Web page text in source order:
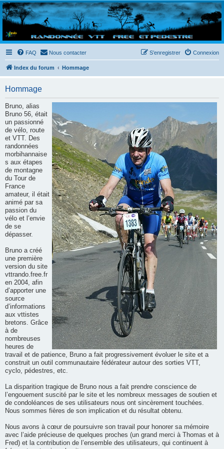
Randovttfree.fr
Bienvenue sur le site des randos vtt et pédestre de Bretagne . Bonne navigation sur le site
et bonnes randos dans l'Ouest !
FAQ Nous contacter Connexion
S’enregistrer
Index du forum Hommage
Hommage
Bruno, alias
Bruno 56, était
un passionné
de vélo, route
et VTT. Des
randonnées
morbihannaise
s aux étapes
de montagne
du Tour de
France
amateur, il était
animé par sa
passion du
vélo et l’envie
de se
dépasser.
Bruno a créé
une première
version du site
vttrando.free.fr
en 2004, afin
d’apporter une
source
d’informations
aux vttistes
bretons. Grâce
à de
nombreuses
heures de
travail et de patience, Bruno a fait progressivement évoluer le site et a
construit un outil communautaire fédérateur autour des sorties VTT,
cyclo, pédestres, etc.
La disparition tragique de Bruno nous a fait prendre conscience de
l’engouement suscité par le site et les nombreux messages de soutien et
de condoléances de ses utilisateurs nous ont sincèrement touchées.
Nous sommes fières de son implication et du résultat obtenu.
Nous avons à cœur de poursuivre son travail pour honorer sa mémoire
avec l’aide précieuse de quelques proches (un grand merci à Thomas et à
Fred) et la contribution de l’ensemble des utilisateurs, qui continuent à